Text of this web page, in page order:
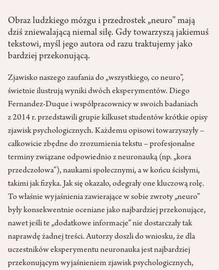
Obraz ludzkiego mózgu i przedrostek „neuro” mają
dziś zniewalającą niemal siłę. Gdy towarzyszą jakiemuś
tekstowi, myśl jego autora od razu traktujemy jako
bardziej przekonującą.
Zjawisko naszego zaufania do „wszystkiego, co neuro”,
świetnie ilustrują wyniki dwóch eksperymentów. Diego
Fernandez-Duque i współpracownicy w swoich badaniach
z 2014 r. przedstawili grupie kilkuset studentów krótkie opisy
zjawisk psychologicznych. Każdemu opisowi towarzyszyły –
całkowicie zbędne do zrozumienia tekstu – profesjonalne
terminy związane odpowiednio z neuronauką (np. „kora
przedczołowa”), naukami społecznymi, a w końcu ścisłymi,
takimi jak fizyka. Jak się okazało, odegrały one kluczową rolę.
To właśnie wyjaśnienia zawierające w sobie zwroty „neuro”
były konsekwentnie oceniane jako najbardziej przekonujące,
nawet jeśli te „dodatkowe informacje” nie dostarczały tak
naprawdę żadnej treści. Autorzy doszli do wniosku, że dla
uczestników eksperymentu neuronauka jest najbardziej
przekonującym wyjaśnieniem zjawisk psychologicznych,